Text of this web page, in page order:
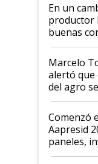
En un
productor
buenas
argentino
más
Marcelo
alertó que
del agro
"No es
Argentina
las
años"
Comenzó
Aapresid
paneles,
todas las